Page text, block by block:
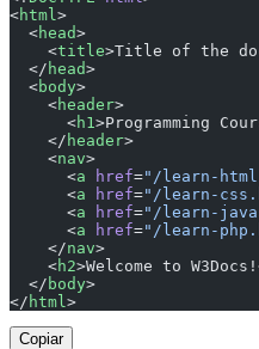
<html >
  <
head>
    <
title>Title of the
  </
head>
  <
body>
    <
header>
      <
h1 >Programming
    </
header>
    <
nav>
      <
a href="/learn-
      <
a href="/learn-
      <
a href="/learn-
      <
a href="/learn-
    </
nav>
    <
h2>Welcome to
  </
body>
</ html >
Copiar